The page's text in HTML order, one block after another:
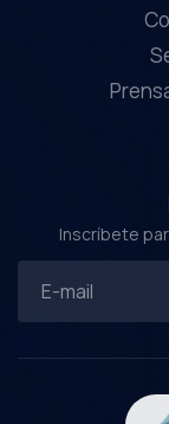
Inscríbete